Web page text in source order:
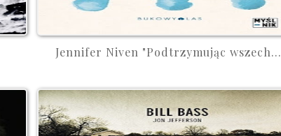
Jennifer Niven "Podtrzymując wszech...